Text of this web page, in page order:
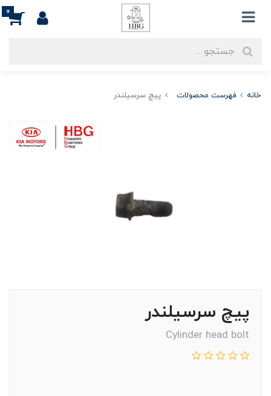
0
خانه فهرست محصولات پیچ سرسیلندر
پیچ سرسیلندر
Cylinder head bolt